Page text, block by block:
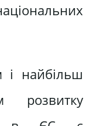
і найбільш
розвитку